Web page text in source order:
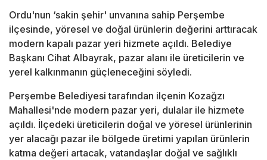
Ordu'nun ‘sakin şehir' unvanına sahip Perşembe
ilçesinde, yöresel ve doğal ürünlerin değerini arttıracak
modern kapalı pazar yeri hizmete açıldı. Belediye
Başkanı Cihat Albayrak, pazar alanı ile üreticilerin ve
yerel kalkınmanın güçleneceğini söyledi.
Perşembe Belediyesi tarafından ilçenin Kozağzı
Mahallesi'nde modern pazar yeri, dulalar ile hizmete
açıldı. İlçedeki üreticilerin doğal ve yöresel ürünlerinin
yer alacağı pazar ile bölgede üretimi yapılan ürünlerin
katma değeri artacak, vatandaşlar doğal ve sağlıklı